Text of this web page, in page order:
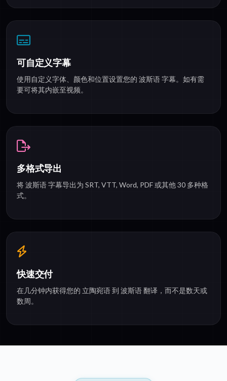
可自定义字幕
使用自定义字体、颜色和位置设置您的 波斯语 字幕。如有需
要可将其内嵌至视频。
多格式导出
将 波斯语 字幕导出为 SRT, VTT, Word, PDF 或其他 30 多种格
式。
快速交付
在几分钟内获得您的 立陶宛语 到 波斯语 翻译，而不是数天或
数周。